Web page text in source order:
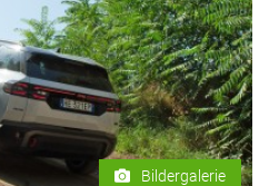
Bildergalerie